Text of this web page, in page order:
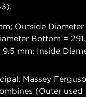
Outside Diameter
Bottom =
9.5 mm; Inside
Massey
(Outer